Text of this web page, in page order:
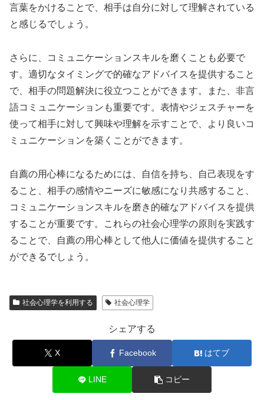
言葉をかけることで、相手は自分に対して理解されている
と感じるでしょう。
さらに、コミュニケーションスキルを磨くことも必要で
す。適切なタイミングで的確なアドバイスを提供すること
で、相手の問題解決に役立つことができます。また、非言
語コミュニケーションも重要です。表情やジェスチャーを
使って相手に対して興味や理解を示すことで、より良いコ
ミュニケーションを築くことができます。
自薦の用心棒になるためには、自信を持ち、自己表現をす
ること、相手の感情やニーズに敏感になり共感すること、
コミュニケーションスキルを磨き的確なアドバイスを提供
することが重要です。これらの社会心理学の原則を実践す
ることで、自薦の用心棒として他人に価値を提供すること
ができるでしょう。
社会心理学を利用する 社会心理学
シェアする
X Facebook はてブ
LINE コピー